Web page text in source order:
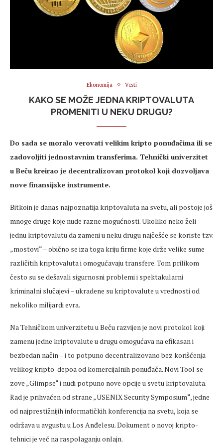
Ekonomija Vesti
KAKO SE MOŽE JEDNA KRIPTOVALUTA
PROMENITI U NEKU DRUGU?
Do sada se moralo verovati velikim kripto ponuđačima ili se
zadovoljiti jednostavnim transferima. Tehnički univerzitet
u Beču kreirao je decentralizovan protokol koji dozvoljava
nove finansijske instrumente.
Bitkoin je danas najpoznatija kriptovaluta na svetu, ali postoje još
mnoge druge koje nude razne mogućnosti. Ukoliko neko želi
jednu kriptovalutu da zameni u neku drugu najčešće se koriste tzv.
„mostovi“ – obično se iza toga kriju firme koje drže velike sume
različitih kriptovaluta i omogućavaju transfere. Tom prilikom
često su se dešavali sigurnosni problemi i spektakularni
kriminalni slučajevi – ukradene su kriptovalute u vrednosti od
nekoliko milijardi evra.
Na Tehničkom univerzitetu u Beču razvijen je novi protokol koji
zamenu jedne kriptovalute u drugu omogućava na efikasan i
bezbedan način – i to potpuno decentralizovano bez korišćenja
velikog kripto-depoa od komercijalnih ponuđača. Novi Tool se
zove „Glimpse“ i nudi potpuno nove opcije u svetu kriptovaluta.
Rad je prihvaćen od strane „USENIX Security Symposium“, jedne
od najprestižnijih informatičkih konferencija na svetu, koja se
održava u avgustu u Los Anđelesu. Dokument o novoj kripto-
tehnici je već na raspolaganju onlajn.